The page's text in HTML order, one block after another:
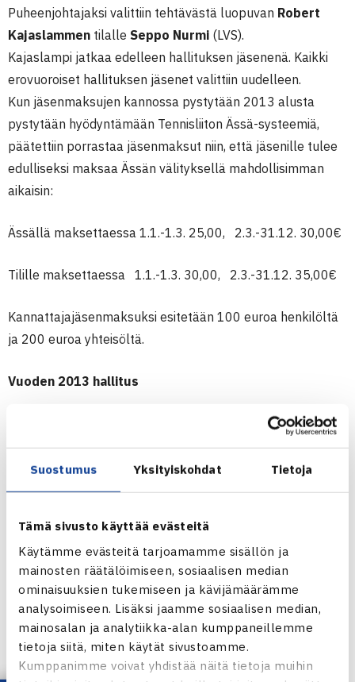
Suostumus Yksityiskohdat Tietoja
Tämä sivusto käyttää evästeitä
Käytämme evästeitä tarjoamamme sisällön ja
mainosten räätälöimiseen, sosiaalisen median
ominaisuuksien tukemiseen ja kävijämäärämme
analysoimiseen. Lisäksi jaamme sosiaalisen median,
mainosalan ja analytiikka-alan kumppaneillemme
tietoja siitä, miten käytät sivustoamme.
Kumppanimme voivat yhdistää näitä tietoja muihin
Puheenjohtajaksi valittiin tehtävästä luopuvan Robert
Kajaslammen tilalle Seppo Nurmi (LVS).
Kajaslampi jatkaa edelleen hallituksen jäsenenä. Kaikki
erovuoroiset hallituksen jäsenet valittiin uudelleen.
Kun jäsenmaksujen kannossa pystytään 2013 alusta
pystytään hyödyntämään Tennisliiton Ässä-systeemiä,
päätettiin porrastaa jäsenmaksut niin, että jäsenille tulee
edulliseksi maksaa Ässän välityksellä mahdollisimman
aikaisin:
Ässällä maksettaessa 1.1.-1.3. 25,00, 2.3.-31.12. 30,00€
Tilille maksettaessa 1.1.-1.3. 30,00, 2.3.-31.12. 35,00€
Kannattajajäsenmaksuksi esitetään 100 euroa henkilöltä
ja 200 euroa yhteisöltä.
Vuoden 2013 hallitus
Jäsenet
Pirjo Aaltonen Smash (Helsinki)
Seppo Hänninen RoVS (Rovaniemi)
Robert Kajaslampi HVS (Helsinki)
Heikki Kettunen HyTS (Hyvinkää)
Sirkka Kolppanen ETS (Espoo)
Johanna Leppänen Smash (Helsinki)
Irma Metsä V-P (Vantaa)
Mikko Pesonen TaTS (Tampere)